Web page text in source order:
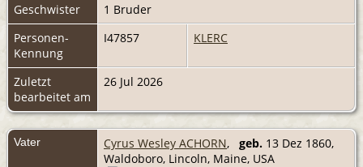
Geschwister
1 Bruder
Personen-
Kennung
I47857 KLERC
Zuletzt
bearbeitet am
26 Jul 2026
Vater Cyrus Wesley ACHORN, geb. 13 Dez 1860,
Waldoboro, Lincoln, Maine, USA